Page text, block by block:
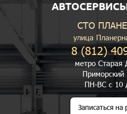
СТО
улица
8 (812)
метро Старая
Приморский
ПН-ВС с 10
Записаться на